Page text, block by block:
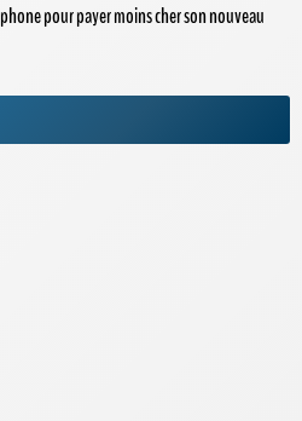
pour payer moins cher son nouveau